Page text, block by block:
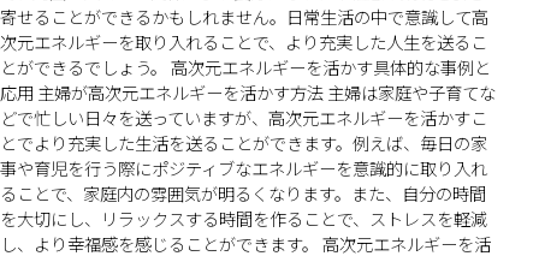
寄せることができるかもしれません。日常生活の中で意識して高
次元エネルギーを取り入れることで、より充実した人生を送るこ
とができるでしょう。 高次元エネルギーを活かす具体的な事例と
応用 主婦が高次元エネルギーを活かす方法 主婦は家庭や子育てな
どで忙しい日々を送っていますが、高次元エネルギーを活かすこ
とでより充実した生活を送ることができます。例えば、毎日の家
事や育児を行う際にポジティブなエネルギーを意識的に取り入れ
ることで、家庭内の雰囲気が明るくなります。また、自分の時間
を大切にし、リラックスする時間を作ることで、ストレスを軽減
し、より幸福感を感じることができます。 高次元エネルギーを活